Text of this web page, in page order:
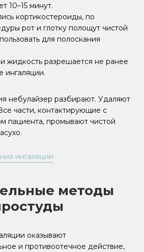
10–15 минут.
кортикостероиды, по
рот и глотку полощут чистой
для полоскания
жидкость разрешается не ранее
ингаляции.
небулайзер разбирают. Удаляют
части, контактирующие с
пациента, промывают чистой
методы
оказывают
и противоотечное действие,